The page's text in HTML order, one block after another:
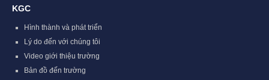
KGC
Hình thành và phát triển
Lý do đến với chúng tôi
Video giới thiệu trường
Bản đồ đến trường